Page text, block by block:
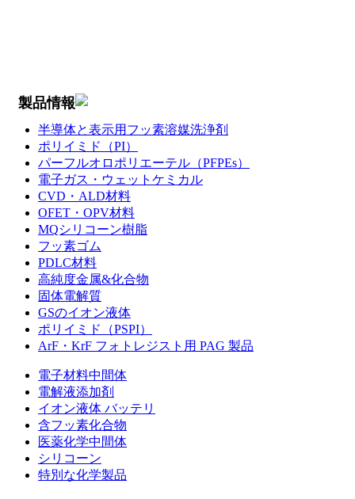
製品情報
半導体と表示用フッ素溶媒洗浄剤
ポリイミド（PI）
パーフルオロポリエーテル（PFPEs）
電子ガス・ウェットケミカル
CVD・ALD材料
OFET・OPV材料
MQシリコーン樹脂
フッ素ゴム
PDLC材料
高純度金属&化合物
固体電解質
GSのイオン液体
ポリイミド（PSPI）
ArF・KrF フォトレジスト用 PAG 製品
電子材料中間体
電解液添加剤
イオン液体 バッテリ
含フッ素化合物
医薬化学中間体
シリコーン
特別な化学製品